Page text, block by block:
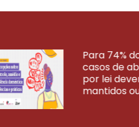
Para 74%
casos de
por lei
mantidos
VEJA MAIS PESQUISAS